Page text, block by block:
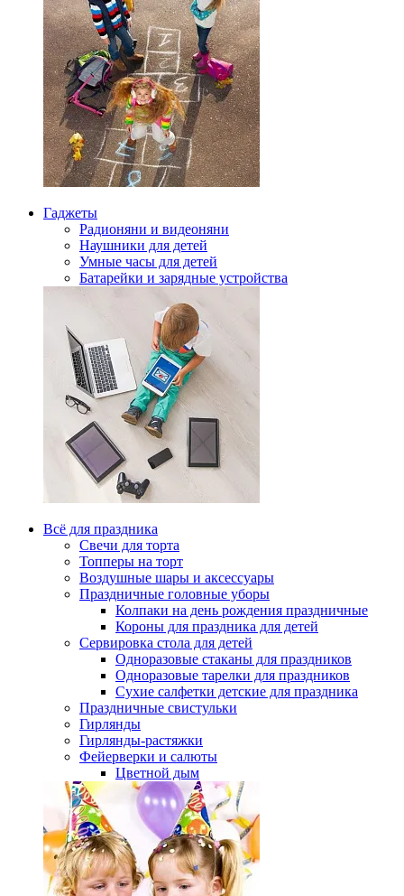
Гаджеты
Радионяни и видеоняни
Наушники для детей
Умные часы для детей
Батарейки и зарядные устройства
Всё для праздника
Свечи для торта
Топперы на торт
Воздушные шары и аксессуары
Праздничные головные уборы
Колпаки на день рождения праздничные
Короны для праздника для детей
Сервировка стола для детей
Одноразовые стаканы для праздников
Одноразовые тарелки для праздников
Сухие салфетки детские для праздника
Праздничные свистульки
Гирлянды
Гирлянды-растяжки
Фейерверки и салюты
Цветной дым